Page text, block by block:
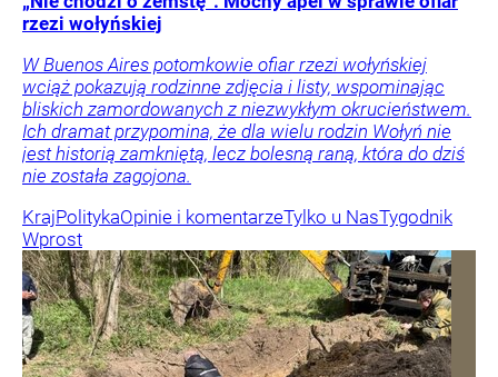
rzezi wołyńskiej
W Buenos Aires potomkowie ofiar rzezi wołyńskiej
wciąż pokazują rodzinne zdjęcia i listy, wspominając
bliskich zamordowanych z niezwykłym okrucieństwem.
Ich dramat przypomina, że dla wielu rodzin Wołyń nie
jest historią zamkniętą, lecz bolesną raną, która do dziś
nie została zagojona.
KrajPolitykaOpinie i komentarzeTylko u NasTygodnik
Wprost